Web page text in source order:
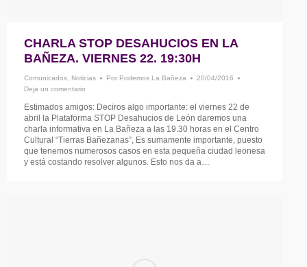
CHARLA STOP DESAHUCIOS EN LA
BAÑEZA. VIERNES 22. 19:30H
Comunicados Noticias Por Podemos La Bañeza
20/04/2016
Deja un comentario
Estimados amigos: Deciros algo importante: el viernes 22 de
abril la Plataforma STOP Desahucios de León daremos una
charla informativa en La Bañeza a las 19.30 horas en el Centro
Cultural “Tierras Bañezanas”, Es sumamente importante, puesto
que tenemos numerosos casos en esta pequeña ciudad leonesa
y está costando resolver algunos. Esto nos da a…